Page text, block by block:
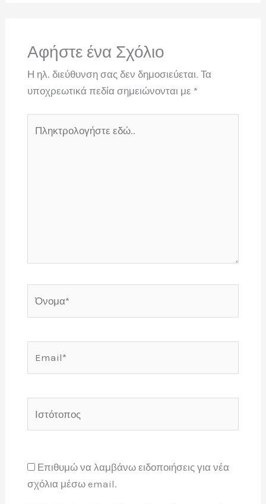
Αφήστε ένα Σχόλιο
Η ηλ. διεύθυνση σας δεν δημοσιεύεται. Τα
υποχρεωτικά πεδία σημειώνονται με *
Επιθυμώ να λαμβάνω ειδοποιήσεις για νέα
σχόλια μέσω email.